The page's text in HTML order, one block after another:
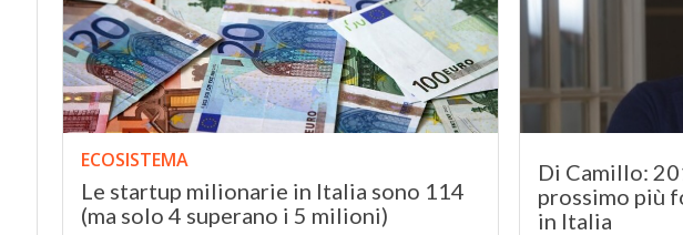
ECOSISTEMA
Le startup milionarie in Italia sono 114
(ma solo 4 superano i 5 milioni)
Di Camillo:
prossimo più
in Italia